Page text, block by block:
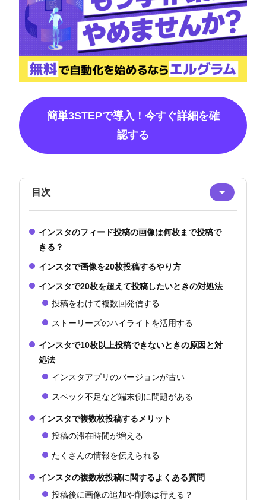
簡単3STEPで導入！今すぐ詳細を確
認する
目次
インスタのフィード投稿の画像は何枚まで投稿で
きる？
インスタで画像を20枚投稿するやり方
インスタで20枚を超えて投稿したいときの対処法
投稿をわけて複数回発信する
ストーリーズのハイライトを活用する
インスタで10枚以上投稿できないときの原因と対
処法
インスタアプリのバージョンが古い
スペック不足など端末側に問題がある
インスタで複数枚投稿するメリット
投稿の滞在時間が増える
たくさんの情報を伝えられる
インスタの複数枚投稿に関するよくある質問
​投稿後に画像の追加や削除は行える？